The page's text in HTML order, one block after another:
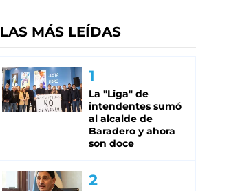
LAS MÁS LEÍDAS
La "Liga" de
intendentes sumó
al alcalde de
Baradero y ahora
son doce